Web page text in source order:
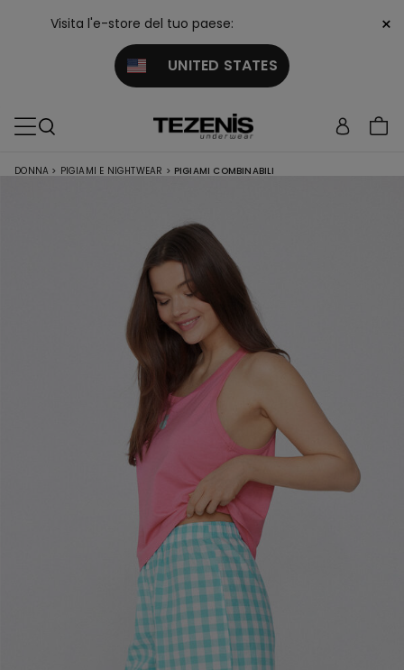
Visita l'e-store del tuo paese:
UNITED STATES
×
DONNA > PIGIAMI E NIGHTWEAR > PIGIAMI COMBINABILI